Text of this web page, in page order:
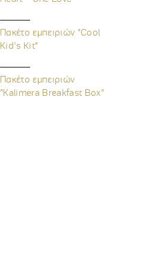
Πακέτο εμπειριών "Cool
Kid's Kit"
Πακέτο εμπειριών
"Kalimera Breakfast Box"